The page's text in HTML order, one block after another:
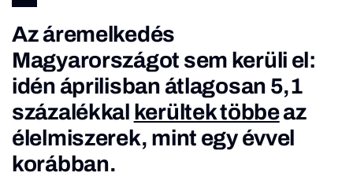
Az áremelkedés
Magyarországot sem kerüli el:
idén áprilisban átlagosan 5,1
százalékkal kerültek többeaz
élelmiszerek, mint egy évvel
korábban.